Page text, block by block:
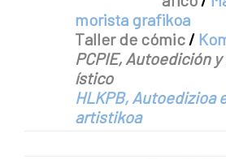
morista grafikoa
Taller de cómic/
PCPIE, Autoedición
ístico
HLKPB, Autoedizioa
artistikoa